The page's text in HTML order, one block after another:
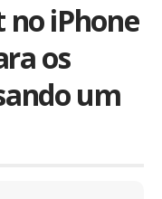
iPhone
os
um